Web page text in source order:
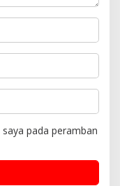
pada peramban